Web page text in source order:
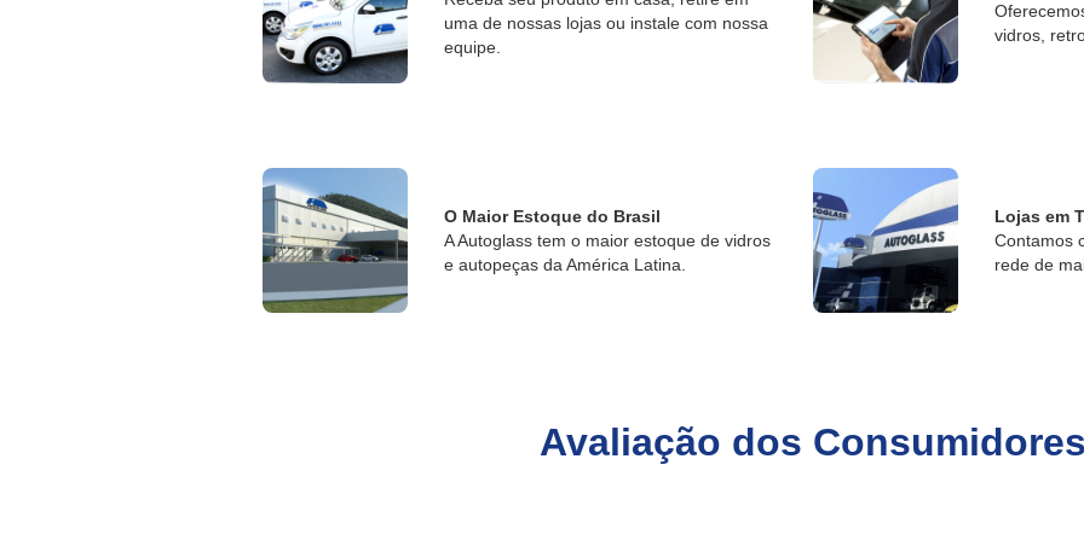
uma de nossas lojas ou instale com nossa
equipe.
vidros,
O Maior Estoque do Brasil
A Autoglass tem o maior estoque de vidros
e autopeças da América Latina.
Lojas em
Contamos
rede de
Avaliação dos Consumidores